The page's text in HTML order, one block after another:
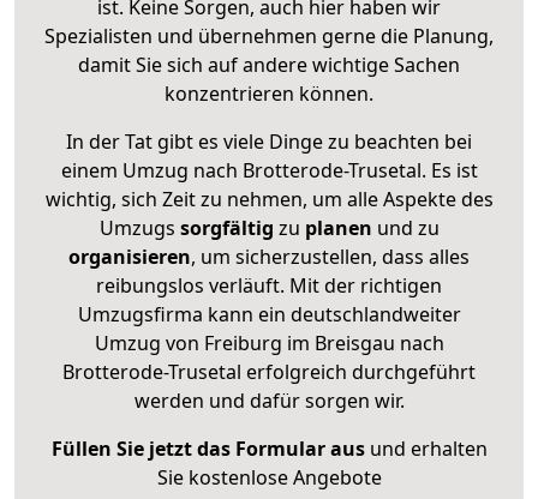
ist. Keine Sorgen, auch hier haben wir
Spezialisten und übernehmen gerne die Planung,
damit Sie sich auf andere wichtige Sachen
konzentrieren können.
In der Tat gibt es viele Dinge zu beachten bei
einem Umzug nach Brotterode-Trusetal. Es ist
wichtig, sich Zeit zu nehmen, um alle Aspekte des
Umzugs sorgfältig zu planen und zu
organisieren, um sicherzustellen, dass alles
reibungslos verläuft. Mit der richtigen
Umzugsfirma kann ein deutschlandweiter
Umzug von Freiburg im Breisgau nach
Brotterode-Trusetal erfolgreich durchgeführt
werden und dafür sorgen wir.
Füllen Sie jetzt das Formular ausund erhalten
Sie kostenlose Angebote